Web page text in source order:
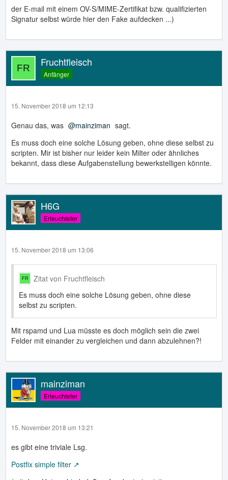
der E-mail mit einem OV-S/MIME-Zertifikat bzw. qualifizierten
Signatur selbst würde hier den Fake aufdecken ...)
Fruchtfleisch
Anfänger
15. November 2018 um 12:13
Genau das, was mainziman sagt.
Es muss doch eine solche Lösung geben, ohne diese selbst zu
scripten. Mir ist bisher nur leider kein Milter oder ähnliches
bekannt, dass diese Aufgabenstellung bewerkstelligen könnte.
H6G
Erleuchteter
15. November 2018 um 13:06
Zitat von Fruchtfleisch
Es muss doch eine solche Lösung geben, ohne diese
selbst zu scripten.
Mit rspamd und Lua müsste es doch möglich sein die zwei
Felder mit einander zu vergleichen und dann abzulehnen?!
mainziman
Erleuchteter
15. November 2018 um 13:21
es gibt eine triviale Lsg.
Postfix simple filter